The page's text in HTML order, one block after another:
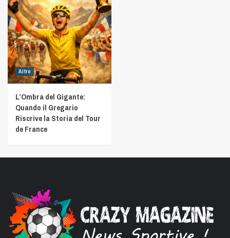
Altro
L’Ombra del Gigante:
Quando il Gregario
Riscrive la Storia del Tour
de France